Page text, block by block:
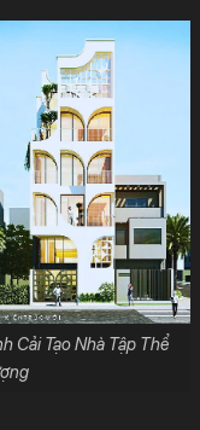
Cải Tạo Nhà Tập Thể